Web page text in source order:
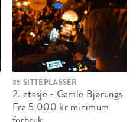
35 SITTEPLASSER
2. etasje - Gamle Bjørungs
Fra 5 000 kr minimum